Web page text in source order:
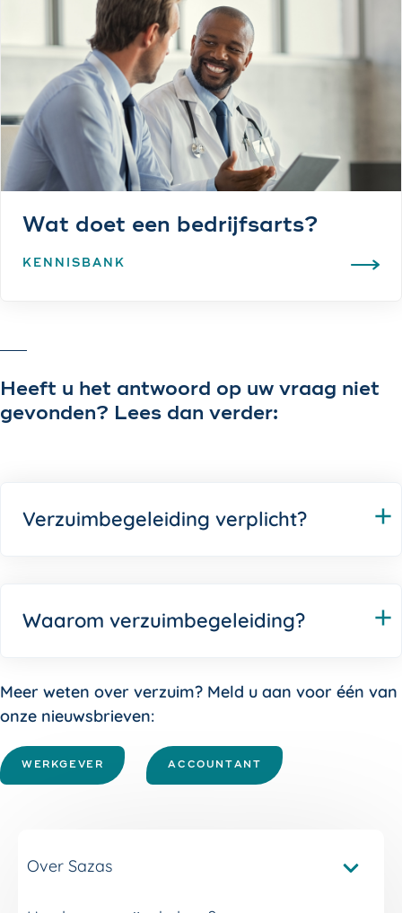
Wat doet een bedrijfsarts?
KENNISBANK
Heeft u het antwoord op uw vraag niet
gevonden? Lees dan verder:
Verzuimbegeleiding verplicht?
Waarom verzuimbegeleiding?
Meer weten over verzuim? Meld u aan voor één van
onze nieuwsbrieven:
WERKGEVER ACCOUNTANT
Over Sazas